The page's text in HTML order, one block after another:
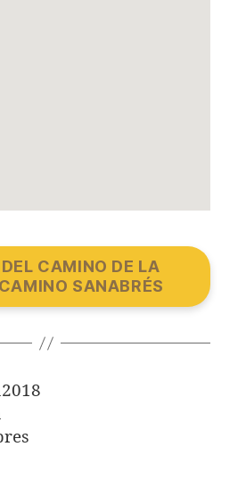
CAMINO DE LA
SANABRÉS